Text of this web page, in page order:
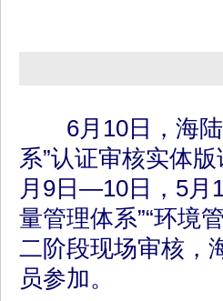
6月10日，海陆
系”认证审核实体
月9日—10日，5月
量管理体系”“环境
二阶段现场审核，
员参加。